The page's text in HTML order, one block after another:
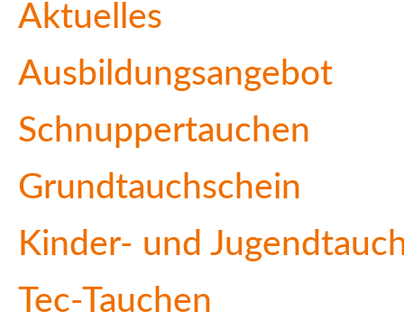
Aktuelles
Ausbildungsangebot
Schnuppertauchen
Grundtauchschein
Kinder- und
Tec-Tauchen